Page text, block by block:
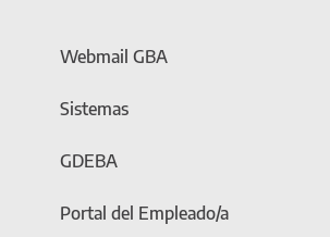
Webmail GBA
Sistemas
GDEBA
Portal del Empleado/a